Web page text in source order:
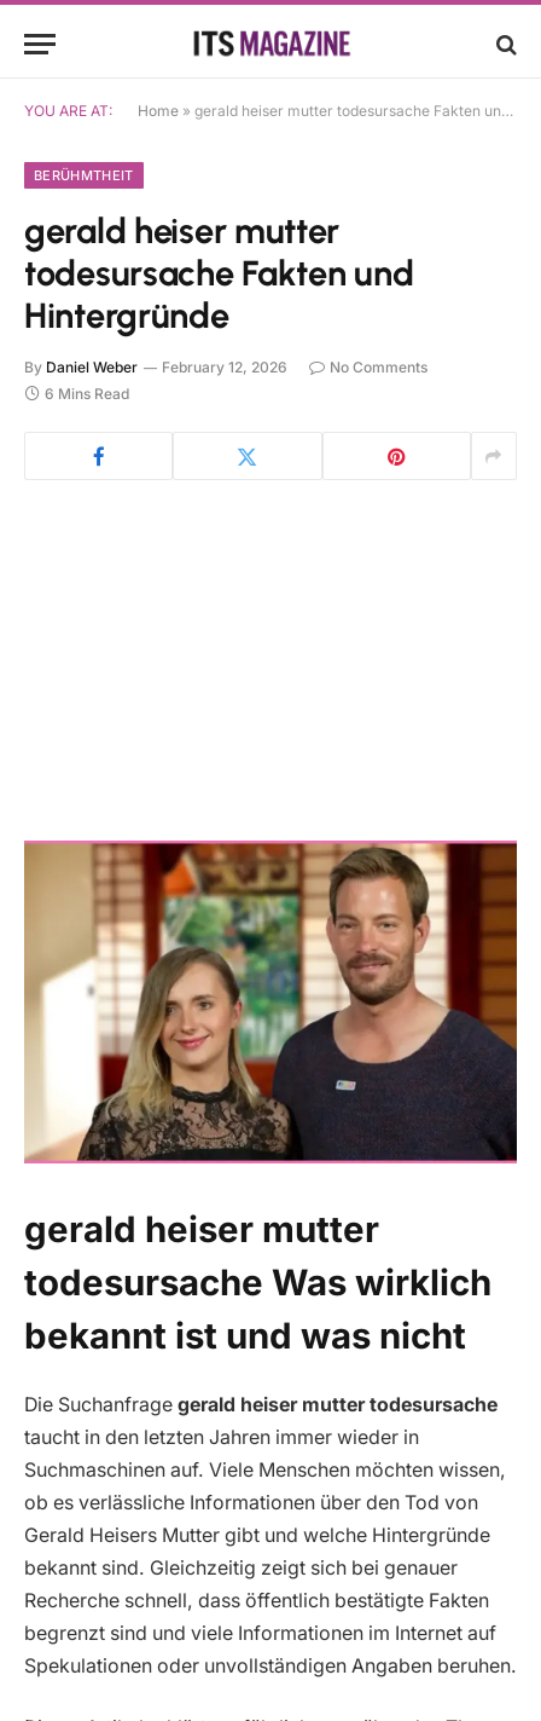
YOU ARE AT: Home » gerald heiser mutter todesursache Fakten und Hintergründe
BERÜHMTHEIT
gerald heiser mutter
todesursache Fakten und
Hintergründe
By Daniel Weber February 12, 2026
No Comments
6 Mins Read
gerald heiser mutter
todesursache Was wirklich
bekannt ist und was nicht
Die Suchanfrage gerald heiser mutter todesursache
taucht in den letzten Jahren immer wieder in
Suchmaschinen auf. Viele Menschen möchten wissen,
ob es verlässliche Informationen über den Tod von
Gerald Heisers Mutter gibt und welche Hintergründe
bekannt sind. Gleichzeitig zeigt sich bei genauer
Recherche schnell, dass öffentlich bestätigte Fakten
begrenzt sind und viele Informationen im Internet auf
Spekulationen oder unvollständigen Angaben beruhen.